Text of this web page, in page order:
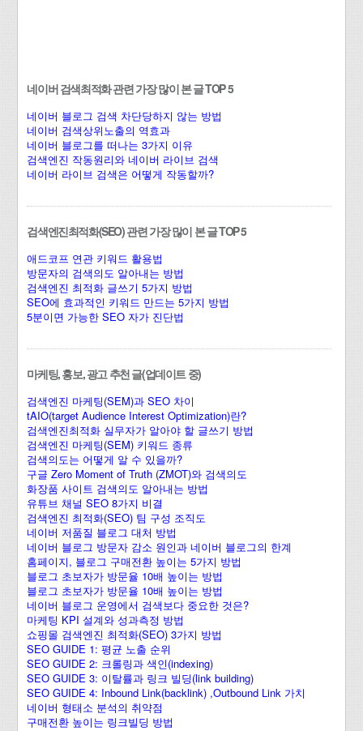
네이버 검색최적화 관련 가장 많이 본 글 TOP 5
네이버 블로그 검색 차단당하지 않는 방법
네이버 검색상위노출의 역효과
네이버 블로그를 떠나는 3가지 이유
검색엔진 작동원리와 네이버 라이브 검색
네이버 라이브 검색은 어떻게 작동할까?
검색엔진최적화(SEO) 관련 가장 많이 본 글 TOP 5
애드코프 연관 키워드 활용법
방문자의 검색의도 알아내는 방법
검색엔진 최적화 글쓰기 5가지 방법
SEO에 효과적인 키워드 만드는 5가지 방법
5분이면 가능한 SEO 자가 진단법
마케팅, 홍보, 광고 추천 글(업데이트 중)
검색엔진 마케팅(SEM)과 SEO 차이
tAIO(target Audience Interest Optimization)란?
검색엔진최적화 실무자가 알아야 할 글쓰기 방법
검색엔진 마케팅(SEM) 키워드 종류
검색의도는 어떻게 알 수 있을까?
구글 Zero Moment of Truth (ZMOT)와 검색의도
화장품 사이트 검색의도 알아내는 방법
유튜브 채널 SEO 8가지 비결
검색엔진 최적화(SEO) 팀 구성 조직도
네이버 저품질 블로그 대처 방법
네이버 블로그 방문자 감소 원인과 네이버 블로그의 한계
홈페이지, 블로그 구매전환 높이는 5가지 방법
블로그 초보자가 방문율 10배 높이는 방법
블로그 초보자가 방문율 10배 높이는 방법
네이버 블로그 운영에서 검색보다 중요한 것은?
마케팅 KPI 설계와 성과측정 방법
쇼핑몰 검색엔진 최적화(SEO) 3가지 방법
SEO GUIDE 1: 평균 노출 순위
SEO GUIDE 2: 크롤링과 색인(indexing)
SEO GUIDE 3: 이탈률과 링크 빌딩(link building)
SEO GUIDE 4: Inbound Link(backlink) ,Outbound Link 가치
네이버 형태소 분석의 취약점
구매전환 높이는 링크빌딩 방법